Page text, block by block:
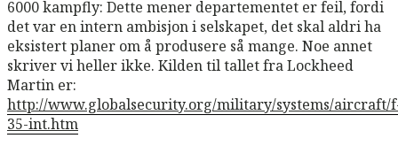
6000 kampfly: Dette mener departementet er feil, fordi
det var en intern ambisjon i selskapet, det skal aldri ha
eksistert planer om å produsere så mange. Noe annet
skriver vi heller ikke. Kilden til tallet fra Lockheed
Martin er:
http://www.globalsecurity.org/military/systems/aircraft/
35-int.htm